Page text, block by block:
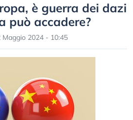
è guerra dei dazi
può accadere?
Maggio 2024 - 10:45